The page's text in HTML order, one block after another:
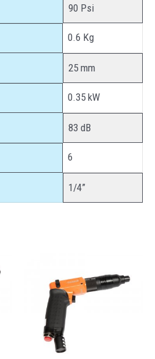
90 Psi
0.6 Kg
25 mm
0.35 kW
83 dB
6
1/4”